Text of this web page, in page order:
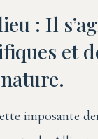
: Il
et
imposante